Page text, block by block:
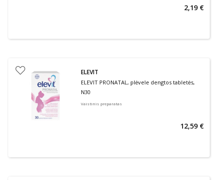
2,19 €
ELEVIT
ELEVIT PRONATAL, plėvele dengtos tabletės,
N30
Vaistinis preparatas
12,59 €